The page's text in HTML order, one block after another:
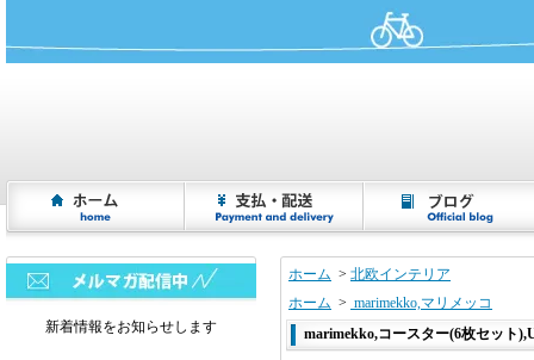
新着情報をお知らせします
ホーム > 北欧インテリア
ホーム > marimekko,マリメッコ
marimekko,コースター(6枚セット